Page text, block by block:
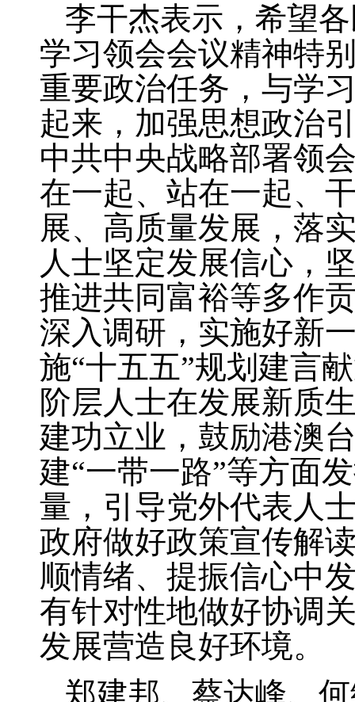
李干杰表示，希望
学习领会会议精神特
重要政治任务，与学
起来，加强思想政治
中共中央战略部署领
在一起、站在一起、
展、高质量发展，落
人士坚定发展信心，
推进共同富裕等多作
深入调研，实施好新
施“十五五”规划建言
阶层人士在发展新质
建功立业，鼓励港澳
建“一带一路”等方面
量，引导党外代表人
政府做好政策宣传解
顺情绪、提振信心中
有针对性地做好协调
发展营造良好环境。
郑建邦、蔡达峰、